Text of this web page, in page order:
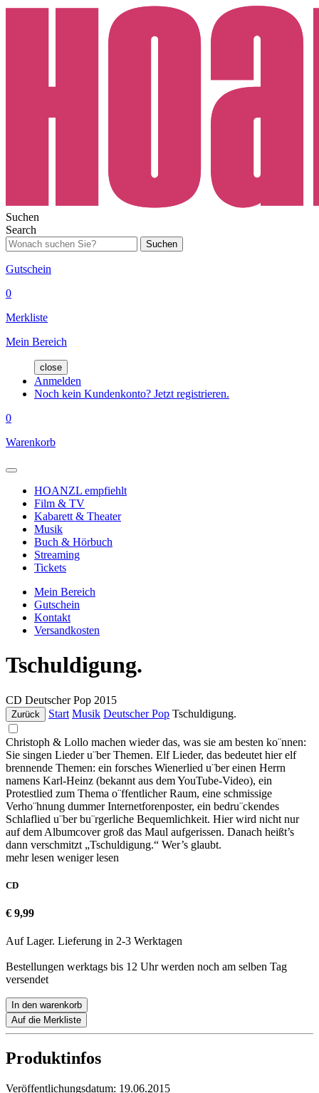
Suchen
Search
Suchen
Gutschein
0
Merkliste
Mein Bereich
close
Anmelden
Noch kein Kundenkonto? Jetzt registrieren.
0
Warenkorb
HOANZL empfiehlt
Film & TV
Kabarett & Theater
Musik
Buch & Hörbuch
Streaming
Tickets
Mein Bereich
Gutschein
Kontakt
Versandkosten
Tschuldigung.
CD Deutscher Pop 2015
Zurück Start Musik Deutscher Pop Tschuldigung.
Christoph & Lollo machen wieder das, was sie am besten ko¨nnen:
Sie singen Lieder u¨ber Themen. Elf Lieder, das bedeutet hier elf
brennende Themen: ein forsches Wienerlied u¨ber einen Herrn
namens Karl-Heinz (bekannt aus dem YouTube-Video), ein
Protestlied zum Thema o¨ffentlicher Raum, eine schmissige
Verho¨hnung dummer Internetforenposter, ein bedru¨ckendes
Schlaflied u¨ber bu¨rgerliche Bequemlichkeit. Hier wird nicht nur
auf dem Albumcover groß das Maul aufgerissen. Danach heißt’s
dann verschmitzt „Tschuldigung.“ Wer’s glaubt.
mehr lesen weniger lesen
CD
€ 9,99
Auf Lager. Lieferung in 2-3 Werktagen
Bestellungen werktags bis 12 Uhr werden noch am selben Tag
versendet
In den warenkorb
Auf die Merkliste
Produktinfos
Veröffentlichungsdatum: 19.06.2015